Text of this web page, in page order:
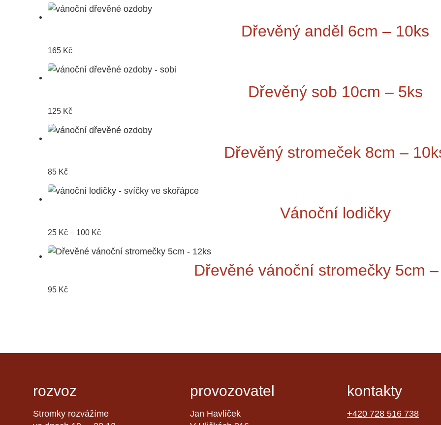
Dřevěný anděl 6cm – 10ks
165 Kč
Dřevěný sob 10cm – 5ks
125 Kč
Dřevěný stromeček 8cm –
85 Kč
Vánoční lodičky
25 Kč – 100 KčRozpětí
25 Kč
Dřevěné vánoční stromečky 5cm
95 Kč
rozvoz
Stromky rozvážíme
provozovatel
Jan Havlíček
kontakty
+420 728 516 738